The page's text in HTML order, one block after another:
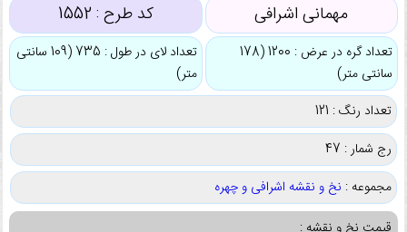
مهمانی اشرافی کد طرح : 1552
تعداد گره در عرض : 1200 (178
سانتی متر)
تعداد لای در طول : 735 (109 سانتی
متر)
تعداد رنگ : 121
رج شمار : 47
مجموعه : نخ و نقشه اشرافی و چهره